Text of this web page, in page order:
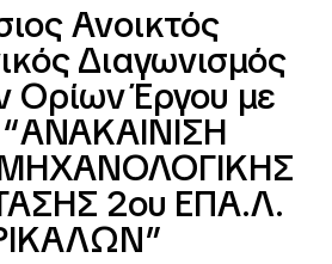
Ανοικτός
Διαγωνισμός
Ορίων Έργου με
2ου ΕΠΑ.Λ.